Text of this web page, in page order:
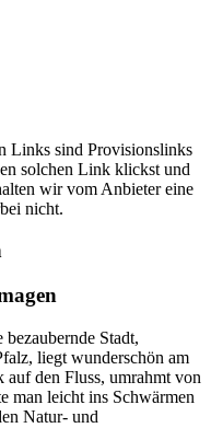
Links sind Provisionslinks
solchen Link klickst und
wir vom Anbieter eine
nicht.
Stadt,
liegt wunderschön am
den Fluss, umrahmt von
man leicht ins Schwärmen
Natur- und